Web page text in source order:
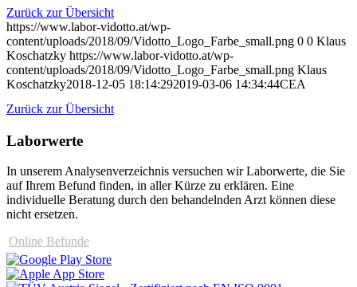
Zurück zur Übersicht
https://www.labor-vidotto.at/wp-
content/uploads/2018/09/Vidotto_Logo_Farbe_small.png 0 0 Klaus
Koschatzky https://www.labor-vidotto.at/wp-
content/uploads/2018/09/Vidotto_Logo_Farbe_small.png Klaus
Koschatzky2018-12-05 18:14:292019-03-06 14:34:44CEA
Zurück zur Übersicht
Laborwerte
In unserem Analysen­verzeichnis versuchen wir Laborwerte, die Sie
auf Ihrem Befund finden, in aller Kürze zu erklären. Eine
individuelle Beratung durch den behandelnden Arzt können diese
nicht ersetzen.
Online Befunde